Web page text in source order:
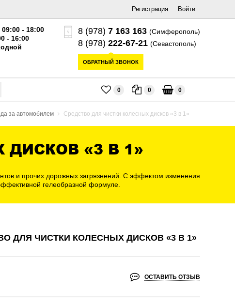
Регистрация Войти
09:00 - 18:00
- 16:00
8 (978) 7 163 163 (Симферополь)
8 (978) 222-67-21 (Севастополь)
ОБРАТНЫЙ ЗВОНОК
0 0 0
за автомобилем Средство для чистки колесных дисков «3 в 1»
ДИСКОВ «3 В 1»
и прочих дорожных загрязнений. С эффектом изменения
гелеобразной формуле.
ДЛЯ ЧИСТКИ КОЛЕСНЫХ ДИСКОВ «3 В 1»
ОСТАВИТЬ ОТЗЫВ